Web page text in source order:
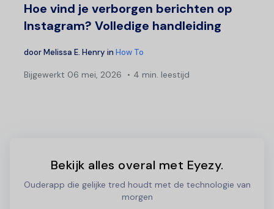
Hoe vind je verborgen berichten op
Instagram? Volledige handleiding
doorMelissa E. Henry in How To
Bijgewerkt 06 mei, 2026 4 min. leestijd
Bekijk alles overal met Eyezy.
Ouderapp die gelijke tred houdt met de technologie van
morgen